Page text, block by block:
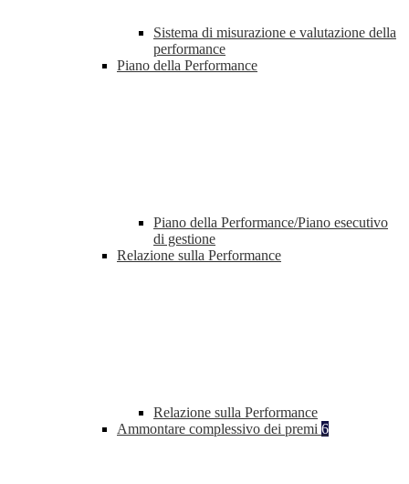
Sistema di misurazione e valutazione della
performance
Piano della Performance
Piano della Performance/Piano esecutivo
di gestione
Relazione sulla Performance
Relazione sulla Performance
Ammontare complessivo dei premi 6